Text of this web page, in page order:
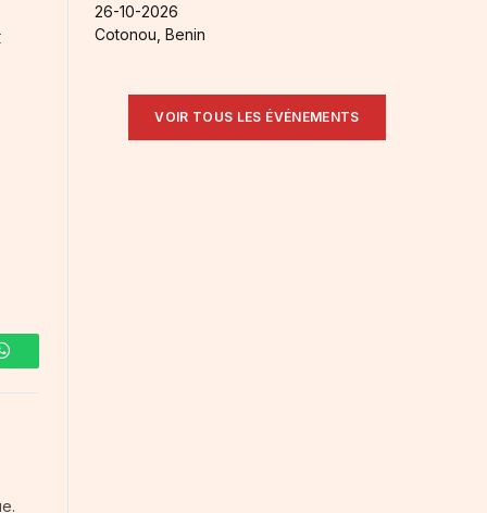
WhatsApp
26-10-2026
Cotonou, Benin
VOIR TOUS LES ÉVÉNEMENTS